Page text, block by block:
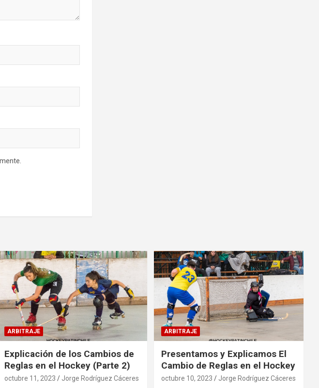
ARBITRAJE
Explicación de los Cambios de
Reglas en el Hockey (Parte 2)
octubre 11, 2023 Jorge Rodríguez Cáceres
ARBITRAJE
Presentamos y Explicamos El
Cambio de Reglas en el Hockey
octubre 10, 2023 Jorge Rodríguez Cáceres